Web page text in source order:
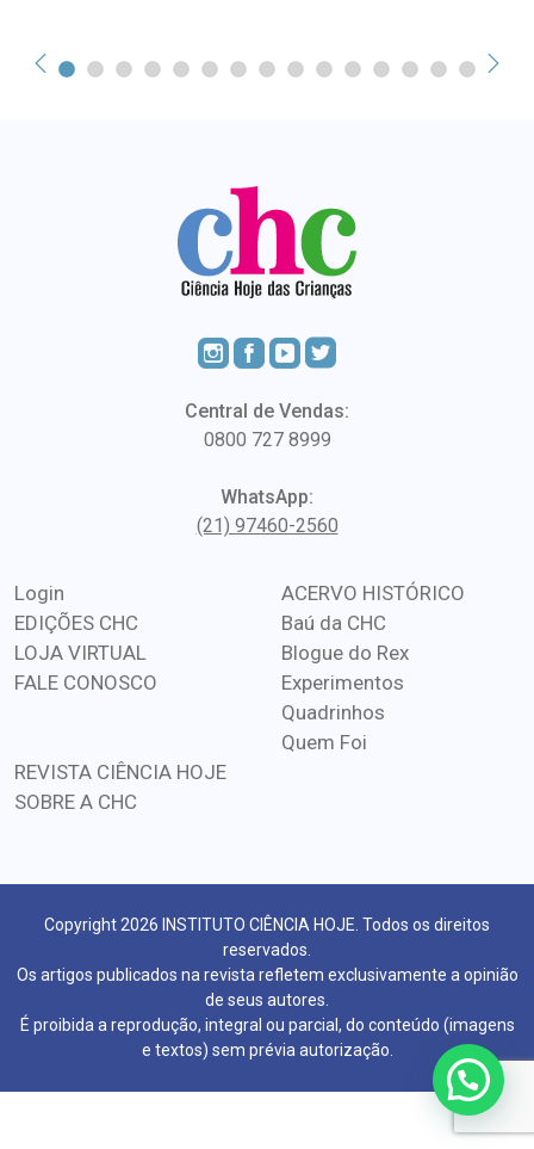
Central de Vendas:
0800 727 8999
WhatsApp:
(21) 97460-2560
Login
EDIÇÕES CHC
LOJA VIRTUAL
FALE CONOSCO
ACERVO HISTÓRICO
Baú da CHC
Blogue do Rex
Experimentos
Quadrinhos
Quem Foi
REVISTA CIÊNCIA HOJE
SOBRE A CHC
Copyright 2026 INSTITUTO CIÊNCIA HOJE. Todos os direitos
reservados.
Os artigos publicados na revista refletem exclusivamente a opinião
de seus autores.
É proibida a reprodução, integral ou parcial, do conteúdo (imagens
e textos) sem prévia autorização.